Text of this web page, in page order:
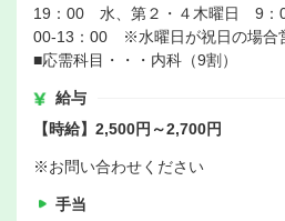
19：00 水、第２・４木曜日 9
00-13：00 ※水曜日が祝日の場合
■応需科目・・・内科（9割）
給与
【時給】2,500円～2,700円
※お問い合わせください
手当